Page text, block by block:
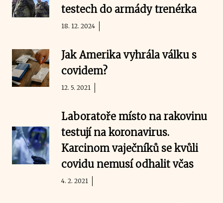
testech do armády trenérka
18. 12. 2024
Jak Amerika vyhrála válku s
covidem?
12. 5. 2021
Laboratoře místo na rakovinu
testují na koronavirus.
Karcinom vaječníků se kvůli
covidu nemusí odhalit včas
4. 2. 2021